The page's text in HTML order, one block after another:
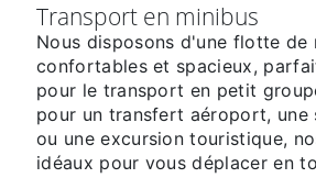
Transport en minibus
Nous disposons d'une flotte de
confortables et spacieux,
pour le transport en petit
pour un transfert aéroport, une
ou une excursion touristique,
idéaux pour vous déplacer en